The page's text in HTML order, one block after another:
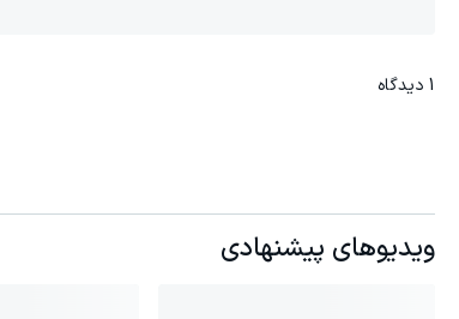
1 دیدگاه
ویدیوهای پیشنهادی